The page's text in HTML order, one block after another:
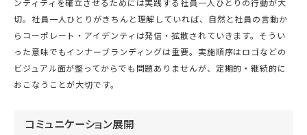
ンティティを確立させるためには実践する社員一人ひとりの行動が大
切。社員一人ひとりがきちんと理解していれば、自然と社員の言動か
らコーポレート・アイデンティは発信・拡散されていきます。そうい
った意味でもインナーブランディングは重要。実施順序はロゴなどの
ビジュアル面が整ってからでも問題ありませんが、定期的・継続的に
おこなうことが大切です。
コミュニケーション展開